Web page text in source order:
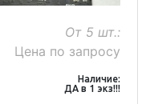
От 5 шт.:
Цена по запросу
Наличие:
ДА в 1 экз!!!